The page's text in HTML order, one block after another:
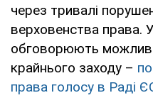
через тривалі
верховенства права.
обговорюють
крайнього заходу –
права голосу в Раді